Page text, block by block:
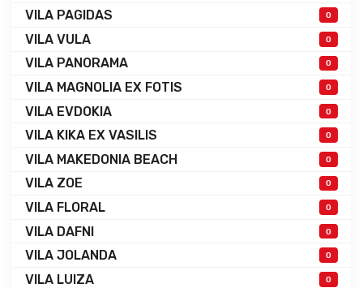
VILA PAGIDAS 0
VILA VULA 0
VILA PANORAMA 0
VILA MAGNOLIA EX FOTIS 0
VILA EVDOKIA 0
VILA KIKA EX VASILIS 0
VILA MAKEDONIA BEACH 0
VILA ZOE 0
VILA FLORAL 0
VILA DAFNI 0
VILA JOLANDA 0
VILA LUIZA 0